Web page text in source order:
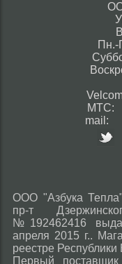
Пн.-
МТС:
mail:
ООО "Азбука
пр-т
№192462416
апреля 2015 г..
реестре
Первый поставщик